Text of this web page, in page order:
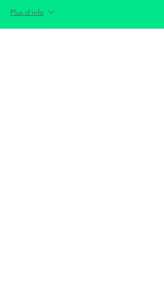
Plus d'info